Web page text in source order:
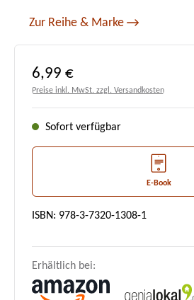
Zur Reihe & Marke
Regulärer Preis:
6,99 €
Preise inkl. MwSt. zzgl. Versandkosten
Sofort verfügbar
E-Book
ISBN: 978-3-7320-1308-1
Erhältlich bei: